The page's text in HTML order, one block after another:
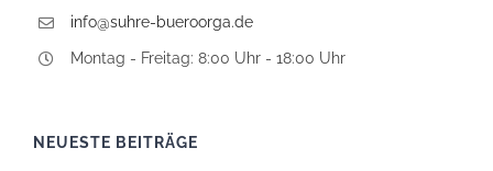
info@suhre-bueroorga.de
Montag - Freitag: 8:00 Uhr - 18:00 Uhr
NEUESTE BEITRÄGE